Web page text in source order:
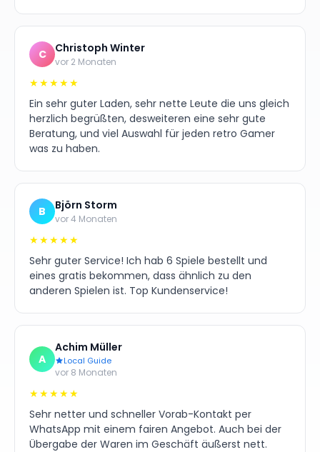
C Christoph Winter
vor 2 Monaten
★★★★★
Ein sehr guter Laden, sehr nette Leute die uns gleich
herzlich begrüßten, desweiteren eine sehr gute
Beratung, und viel Auswahl für jeden retro Gamer
was zu haben.
B Björn Storm
vor 4 Monaten
★★★★★
Sehr guter Service! Ich hab 6 Spiele bestellt und
eines gratis bekommen, dass ähnlich zu den
anderen Spielen ist. Top Kundenservice!
A
Achim Müller
Local Guide
vor 8 Monaten
★★★★★
Sehr netter und schneller Vorab-Kontakt per
WhatsApp mit einem fairen Angebot. Auch bei der
Übergabe der Waren im Geschäft äußerst nett.